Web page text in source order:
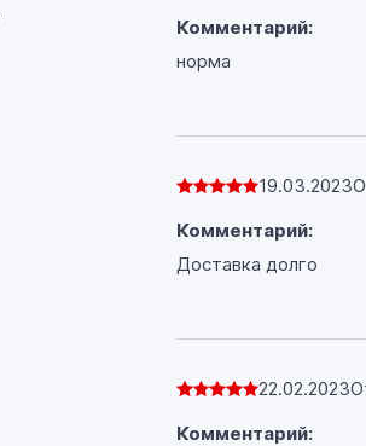
Комментарий:
норма
19.03.2023
Комментарий:
Доставка долго
22.02.2023
Комментарий: